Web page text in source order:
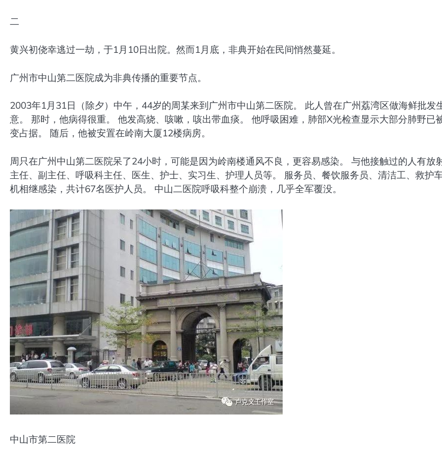
二
黄兴初侥幸逃过一劫，于1月10日出院。然而1月底，非典开始在民间悄然蔓延。
广州市中山第二医院成为非典传播的重要节点。
2003年1月31日（除夕）中午，44岁的周某来到广州市中山第二医院。 此人曾在广州荔湾区做海鲜批发
意。 那时，他病得很重。 他发高烧、咳嗽，咳出带血痰。 他呼吸困难，肺部X光检查显示大部分肺野已
变占据。 随后，他被安置在岭南大厦12楼病房。
周只在广州中山第二医院呆了24小时，可能是因为岭南楼通风不良，更容易感染。 与他接触过的人有放
主任、副主任、呼吸科主任、医生、护士、实习生、护理人员等。 服务员、餐饮服务员、清洁工、救护
机相继感染，共计67名医护人员。 中山二医院呼吸科整个崩溃，几乎全军覆没。
中山市第二医院